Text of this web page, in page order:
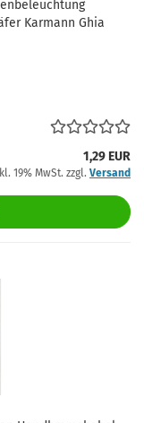
Karmann Ghia
1,29 EUR
19% MwSt. zzgl. Versand